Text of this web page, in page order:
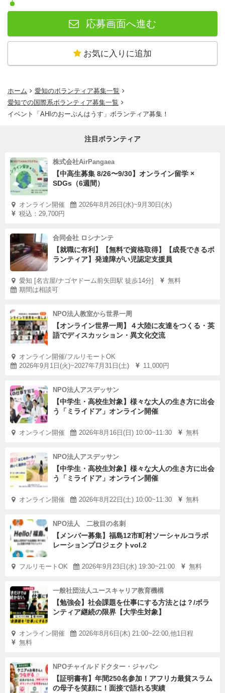
応募画面へ進む
お気に入りに追加
ホーム
愛知のボランティア募集一覧
愛知での国際系ボランティア募集一覧
イベント「AHIのおーぷんはうす」ボランティア募集！
注目ボランティア
株式会社AirPangaea
【中高生募集 8/26〜9/30】オンライン留学 ×
SDGs（6週間）
オンライン開催
2026年8月26日(水)~9月30日(水)
税込：29,700円
合同会社 ロシナンテ
【就職に有利】【無料で資格取得】【成長できるボ
ランティア】発達障がい児認定支援員
愛知 [名古屋/ナゴヤドーム前矢田駅 徒歩14分]
無料
期間は相談可
NPO法人教室から世界一周
【オンライン世界一周】４大陸に友達をつくる・英
語でディスカッション・異文化交流
オンライン開催/フルリモートOK
2026年9月1日(火)~2027年7月31日(土)
11,000円
NPO法人アスデッサン
【中学生・高校生対象】様々な大人の生き方に出会
う「ミライドア」オンライン開催
オンライン開催 2026年8月16日(日) 10:00~11:30 無料
NPO法人アスデッサン
【中学生・高校生対象】様々な大人の生き方に出会
う「ミライドア」オンライン開催
オンライン開催 2026年8月22日(土) 10:00~11:30 無料
NPO法人 二枚目の名刺
【メンバー募集】福島12市町村ソーシャルコラボ
レーションプロジェクトvol.2
フルリモートOK 2026年9月23日(水) 19:30~21:00 無料
一般社団法人ユースキャリア教育機構
【勉強会】社会課題を仕事にする方法とは？/ボラ
ンティア継続の限界【大学生対象】
オンライン開催
2026年8月6日(木) 21:00~22:00,他1日程
無料
NPOチャイルドドクター・ジャパン
【証明書有】年間250名参加！アフリカ最貧スラム
の母子を笑顔に！面接で語れる実績